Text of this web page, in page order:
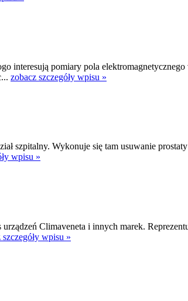
interesują pomiary pola
zobacz szczegóły wpisu »
szpitalny. Wykonuje się tam usuwanie
wpisu »
Climaveneta i innych marek.
szczegóły wpisu »